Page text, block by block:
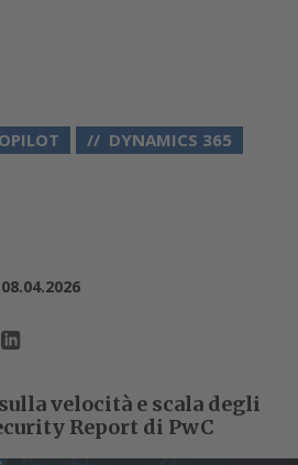
DYNAMICS 365
velocità e scala degli
Report di PwC